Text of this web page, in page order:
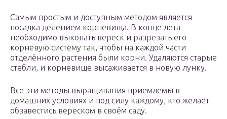
Самым простым и доступным методом является
посадка делением корневища. В конце лета
необходимо выкопать вереск и разрезать его
корневую систему так, чтобы на каждой части
отделённого растения были корни. Удаляются старые
стебли, и корневище высаживается в новую лунку.
Все эти методы выращивания приемлемы в
домашних условиях и под силу каждому, кто желает
обзавестись вереском в своём саду.